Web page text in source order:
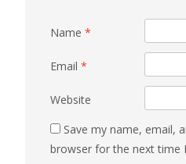
Name *
Email *
Website
Save my name, email,
browser for the next time